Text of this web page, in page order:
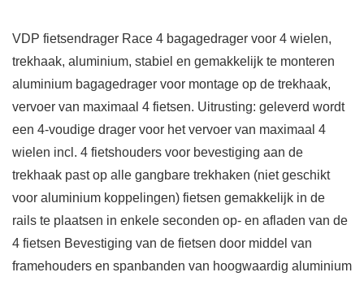
VDP fietsendrager Race 4 bagagedrager voor 4 wielen,
trekhaak, aluminium, stabiel en gemakkelijk te monteren
aluminium bagagedrager voor montage op de trekhaak,
vervoer van maximaal 4 fietsen. Uitrusting: geleverd wordt
een 4-voudige drager voor het vervoer van maximaal 4
wielen incl. 4 fietshouders voor bevestiging aan de
trekhaak past op alle gangbare trekhaken (niet geschikt
voor aluminium koppelingen) fietsen gemakkelijk in de
rails te plaatsen in enkele seconden op- en afladen van de
4 fietsen Bevestiging van de fietsen door middel van
framehouders en spanbanden van hoogwaardig aluminium